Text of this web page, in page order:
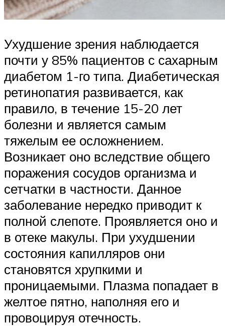
Ухудшение зрения наблюдается
почти у 85% пациентов с сахарным
диабетом 1-го типа. Диабетическая
ретинопатия развивается, как
правило, в течение 15-20 лет
болезни и является самым
тяжелым ее осложнением.
Возникает оно вследствие общего
поражения сосудов организма и
сетчатки в частности. Данное
заболевание нередко приводит к
полной слепоте. Проявляется оно и
в отеке макулы. При ухудшении
состояния капилляров они
становятся хрупкими и
проницаемыми. Плазма попадает в
желтое пятно, наполняя его и
провоцируя отечность.